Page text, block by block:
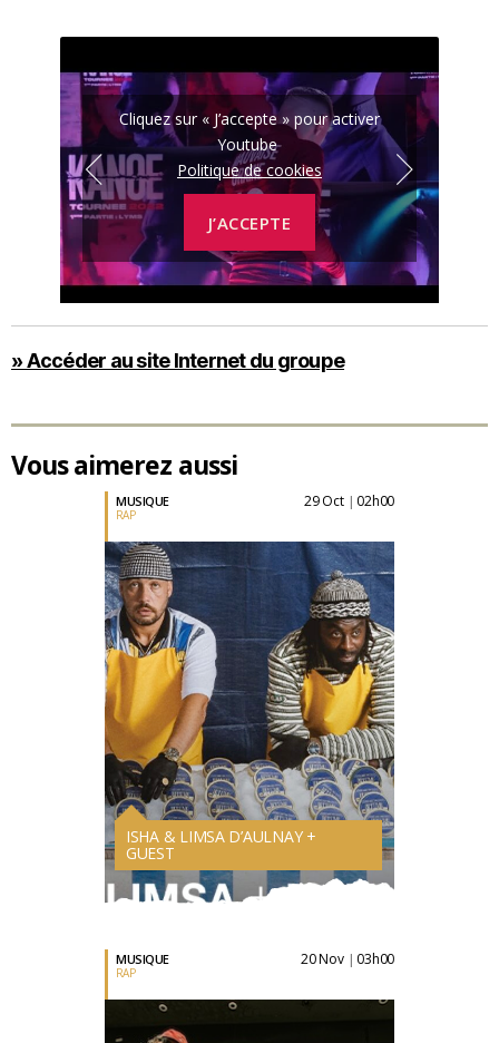
Cliquez sur « J’accepte » pour activer
Youtube
Politique de cookies
J’ACCEPTE
» Accéder au site Internet du groupe
Vous aimerez aussi
MUSIQUE
RAP
29 Oct 02h00
ISHA & LIMSA D’AULNAY +
GUEST
MUSIQUE
RAP
20 Nov 03h00